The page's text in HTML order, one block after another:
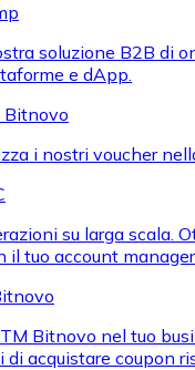
soluzione B2B di
e dApp.
Bitnovo
i nostri voucher
su larga scala.
il tuo account
Bitnovo nel tuo
di acquistare coupon